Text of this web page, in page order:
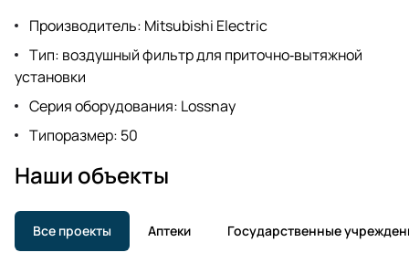
Производитель: Mitsubishi Electric
Тип: воздушный фильтр для приточно‑вытяжной
установки
Серия оборудования: Lossnay
Типоразмер: 50
Наши объекты
Все проекты Аптеки Государственные